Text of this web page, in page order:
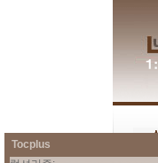
Tocplus